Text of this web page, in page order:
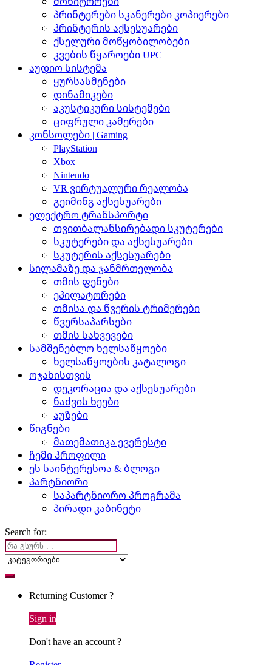
პრინტერები სკანერები კოპიერები
პრინტერის აქსესუარები
ქსელური მოწყობილობები
კვების წყაროები UPC
აუდიო სისტემა
ყურსასმენები
დინამიკები
აკუსტიკური სისტემები
ციფრული კამერები
კონსოლები | Gaming
PlayStation
Xbox
Nintendo
VR ვირტუალური რეალობა
გეიმინგ აქსესუარები
ელექტრო ტრანსპორტი
თვითბალანსირებადი სკუტერები
სკუტერები და აქსესუარები
სკუტერის აქსესუარები
სილამაზე და ჯანმრთელობა
თმის ფენები
ეპილატორები
თმისა და წვერის ტრიმერები
წვერსაპარსები
თმის სახვევები
სამშენებლო ხელსაწყოები
ხელსაწყოების კატალოგი
ოჯახისთვის
დეკორაცია და აქსესუარები
ნაძვის ხეები
აუზები
წიგნები
მათემათიკა ევერესტი
ჩემი პროფილი
ეს საინტერესოა & ბლოგი
პარტნიორი
საპარტნიორო პროგრამა
პირადი კაბინეტი
Search for:
Returning Customer ?
Sign in
Don't have an account ?